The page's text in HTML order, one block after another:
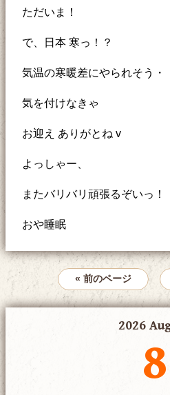
ただいま！
で、日本 寒っ！？
気温の寒暖差にやられそう・
気を付けなきゃ
お迎え ありがとね v
よっしゃー、
またバリバリ頑張るぞいっ！
おや睡眠
« 前のページ
2026
8